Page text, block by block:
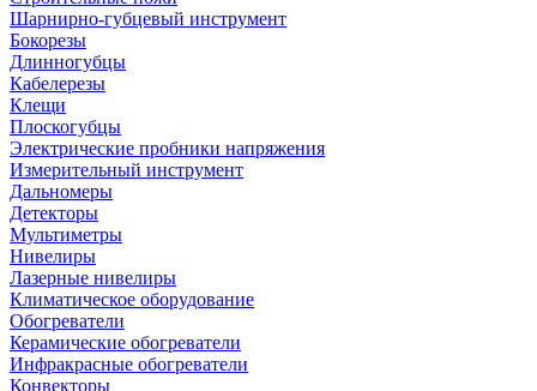
Шарнирно-губцевый инструмент
Бокорезы
Длинногубцы
Кабелерезы
Клещи
Плоскогубцы
Электрические пробники напряжения
Измерительный инструмент
Дальномеры
Детекторы
Мультиметры
Нивелиры
Лазерные нивелиры
Климатическое оборудование
Обогреватели
Керамические обогреватели
Инфракрасные обогреватели
Конвекторы